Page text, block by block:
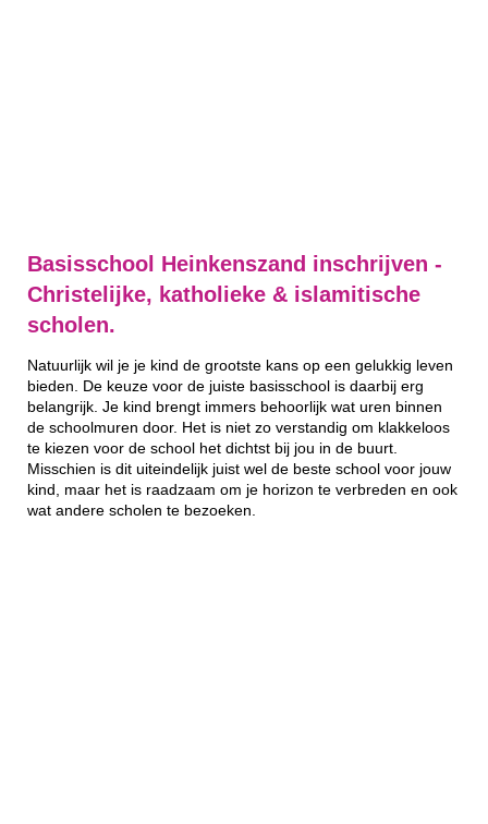
Basisschool Heinkenszand inschrijven -
Christelijke, katholieke & islamitische
scholen.
Natuurlijk wil je je kind de grootste kans op een gelukkig leven
bieden. De keuze voor de juiste basisschool is daarbij erg
belangrijk. Je kind brengt immers behoorlijk wat uren binnen
de schoolmuren door. Het is niet zo verstandig om klakkeloos
te kiezen voor de school het dichtst bij jou in de buurt.
Misschien is dit uiteindelijk juist wel de beste school voor jouw
kind, maar het is raadzaam om je horizon te verbreden en ook
wat andere scholen te bezoeken.